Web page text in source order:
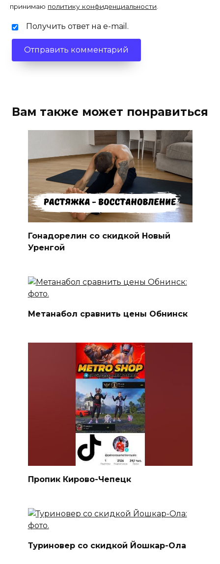
принимаю политику конфиденциальности.
Получить ответ на e-mail.
Вам также может понравиться
Гонадорелин со скидкой Новый
Уренгой
Метанабол сравнить цены Обнинск
Пропик Кирово-Чепецк
Туриновер со скидкой Йошкар-Ола